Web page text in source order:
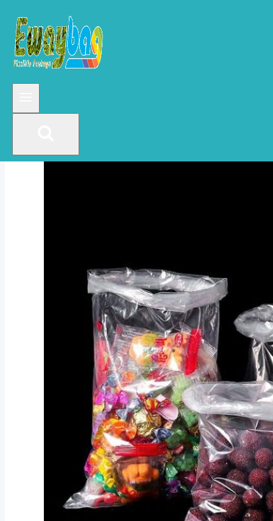
cierre o bolsa de quilla.
El polietileno (LDPE) y el polietileno lineal de
alta presión (LLDPE), a través del moldeo por
soplado, las bolsas de plástico de la máquina
de corte en caliente se pueden sellar
Las bolsas con cierre de PE, PO, EVA y